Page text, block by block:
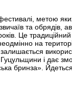
метою
та обрядів,
Це
на
і дає
бринза».